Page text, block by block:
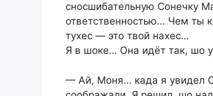
сносшибательную Сонечку
ответственностью… Чем ты
тухес — это твой нахес…
Я в шоке… Она идёт так, шо
— Ай, Моня… када я увидел